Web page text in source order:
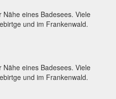
eines Badesees. Viele
und im Frankenwald.
eines Badesees. Viele
und im Frankenwald.